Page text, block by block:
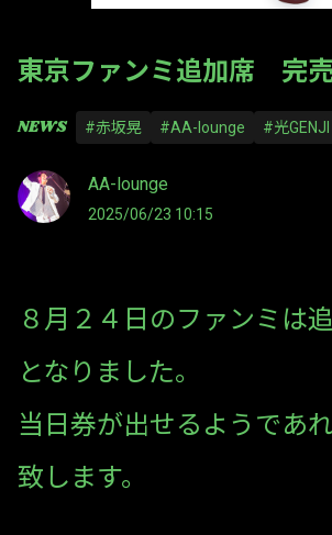
東京ファンミ追加席 完
NEWS #赤坂晃 #AA-lounge #光GENJI
AA-lounge
2025/06/23 10:15
８月２４日のファンミは
となりました。
当日券が出せるようであ
致します。